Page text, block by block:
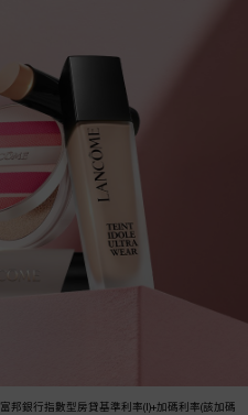
邦銀行指數型房貸基準利率(I)+加碼利率(該加碼